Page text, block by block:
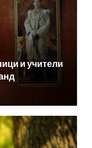
и учители